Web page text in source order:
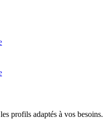
profils adaptés à vos besoins.